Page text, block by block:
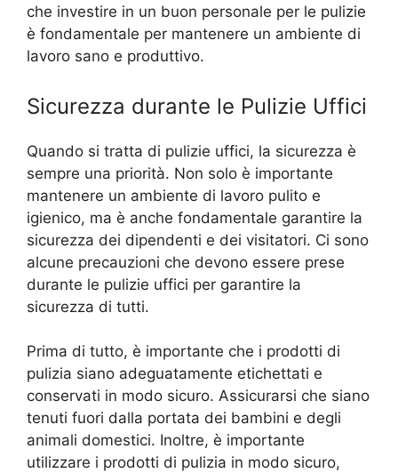
che investire in un buon personale per le pulizie
è fondamentale per mantenere un ambiente di
lavoro sano e produttivo.
Sicurezza durante le Pulizie Uffici
Quando si tratta di pulizie uffici, la sicurezza è
sempre una priorità. Non solo è importante
mantenere un ambiente di lavoro pulito e
igienico, ma è anche fondamentale garantire la
sicurezza dei dipendenti e dei visitatori. Ci sono
alcune precauzioni che devono essere prese
durante le pulizie uffici per garantire la
sicurezza di tutti.
Prima di tutto, è importante che i prodotti di
pulizia siano adeguatamente etichettati e
conservati in modo sicuro. Assicurarsi che siano
tenuti fuori dalla portata dei bambini e degli
animali domestici. Inoltre, è importante
utilizzare i prodotti di pulizia in modo sicuro,